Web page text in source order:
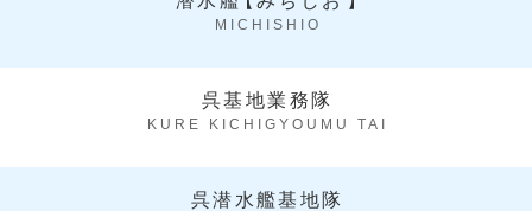
MICHISHIO
呉基地業務隊
KURE KICHIGYOUMU TAI
呉潜水艦基地隊